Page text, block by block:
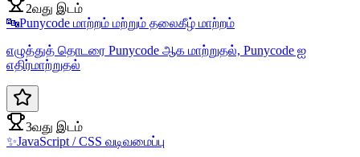
2வது இடம்
🔤Punycode மாற்றம் மற்றும் தலைகீழ் மாற்றம்
எழுத்துத் தொடரை Punycode ஆக மாற்றுதல், Punycode ஐ
எதிர்மாற்றுதல்
3வது இடம்
✨JavaScript / CSS வடிவமைப்பு